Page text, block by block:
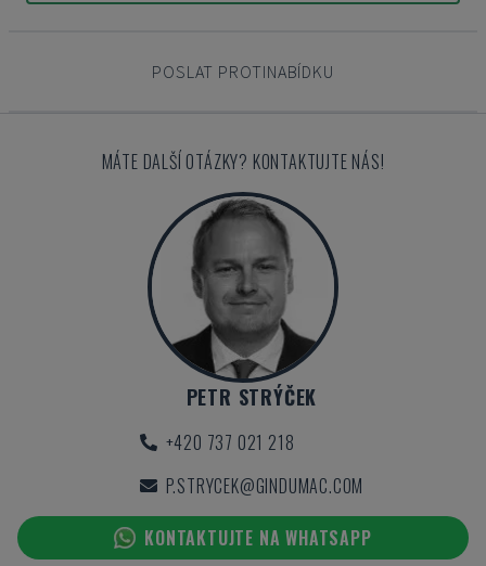
POSLAT PROTINABÍDKU
MÁTE DALŠÍ OTÁZKY? KONTAKTUJTE NÁS!
PETR STRÝČEK
+420 737 021 218
P.STRYCEK@GINDUMAC.COM
KONTAKTUJTE NA WHATSAPP